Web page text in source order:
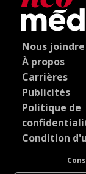
Nous joindre
À propos
Carrières
Publicités
Politique de
Condition